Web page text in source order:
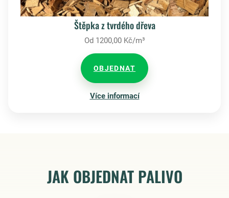
Štěpka z tvrdého dřeva
Od 1200,00 Kč/m³
OBJEDNAT
Více informací
JAK OBJEDNAT PALIVO